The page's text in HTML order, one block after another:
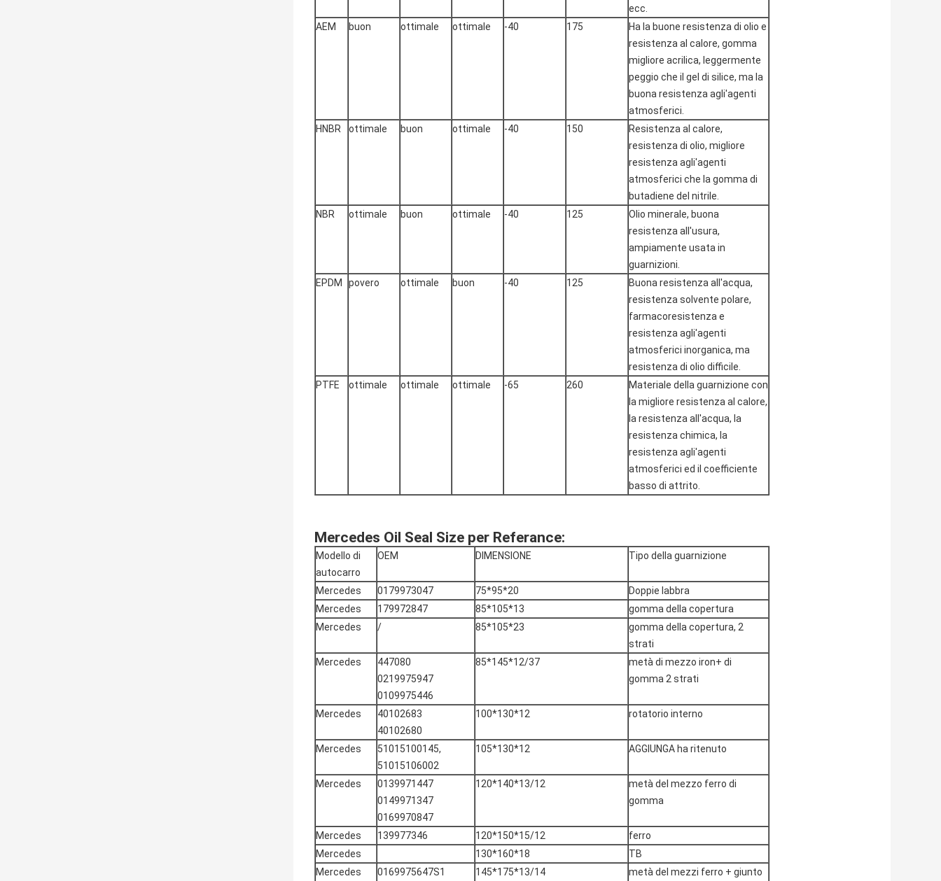
ecc.
AEM
buon ottimale ottimale -40 175
Ha la buone resistenza di olio e
resistenza al calore, gomma
migliore acrilica, leggermente
peggio che il gel di silice, ma la
buona resistenza agli'agenti
atmosferici.
HNBR
ottimale buon ottimale -40 150
Resistenza al calore,
resistenza di olio, migliore
resistenza agli'agenti
atmosferici che la gomma di
butadiene del nitrile.
NBR
ottimale buon ottimale -40 125
Olio minerale, buona
resistenza all'usura,
ampiamente usata in
guarnizioni.
EPDM
povero ottimale buon -40 125
Buona resistenza all'acqua,
resistenza solvente polare,
farmacoresistenza e
resistenza agli'agenti
atmosferici inorganica, ma
resistenza di olio difficile.
PTFE
ottimale ottimale ottimale -65 260
Materiale della guarnizione con
la migliore resistenza al calore,
la resistenza all'acqua, la
resistenza chimica, la
resistenza agli'agenti
atmosferici ed il coefficiente
basso di attrito.
Mercedes Oil Seal Size per Referance:
Modello di
autocarro
OEM DIMENSIONE Tipo della guarnizione
Mercedes 0179973047 75*95*20
Doppie labbra
Mercedes
179972847 85*105*13
gomma della copertura
Mercedes
/ 85*105*23
gomma della copertura, 2
strati
Mercedes
447080
0219975947
0109975446
85*145*12/37
metà di mezzo iron+ di
gomma 2 strati
Mercedes
40102683
40102680
100*130*12 rotatorio interno
Mercedes
51015100145,
51015106002
105*130*12 AGGIUNGA ha ritenuto
Mercedes
0139971447
0149971347
0169970847
120*140*13/12
metà del mezzo ferro di
gomma
Mercedes 139977346 120*150*15/12
ferro
Mercedes
130*160*18
TB
Mercedes
0169975647S1 145*175*13/14 metà del mezzi ferro + giunto